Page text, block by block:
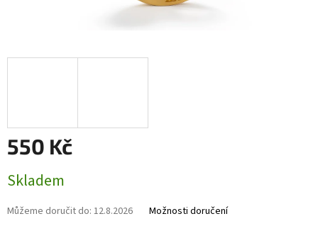
550 Kč
cena:
Skladem
Můžeme doručit do: 12.8.2026 Možnosti doručení